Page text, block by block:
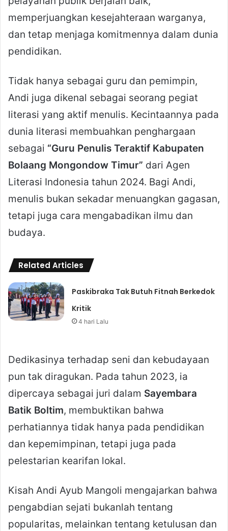
memperjuangkan kesejahteraan warganya,
dan tetap menjaga komitmennya dalam dunia
pendidikan.
Tidak hanya sebagai guru dan pemimpin,
Andi juga dikenal sebagai seorang pegiat
literasi yang aktif menulis. Kecintaannya pada
dunia literasi membuahkan penghargaan
sebagai “Guru Penulis Teraktif Kabupaten
Bolaang Mongondow Timur” dari Agen
Literasi Indonesia tahun 2024. Bagi Andi,
menulis bukan sekadar menuangkan gagasan,
tetapi juga cara mengabadikan ilmu dan
budaya.
Related Articles
Paskibraka Tak Butuh Fitnah Berkedok
Kritik
4 hari Lalu
Dedikasinya terhadap seni dan kebudayaan
pun tak diragukan. Pada tahun 2023, ia
dipercaya sebagai juri dalam Sayembara
Batik Boltim, membuktikan bahwa
perhatiannya tidak hanya pada pendidikan
dan kepemimpinan, tetapi juga pada
pelestarian kearifan lokal.
Kisah Andi Ayub Mangoli mengajarkan bahwa
pengabdian sejati bukanlah tentang
popularitas, melainkan tentang ketulusan dan